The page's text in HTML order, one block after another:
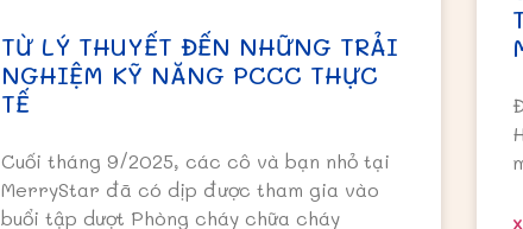
TỪ LÝ THUYẾT ĐẾN NHỮNG TRẢI
NGHIỆM KỸ NĂNG PCCC THỰC
TẾ
Cuối tháng 9/2025, các cô và bạn nhỏ tại
MerryStar đã có dịp được tham gia vào
buổi tập dượt Phòng cháy chữa cháy